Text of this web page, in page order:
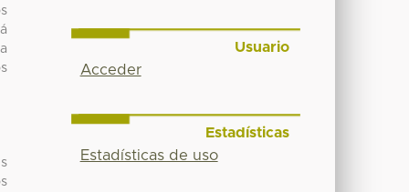
Usuario
Acceder
Estadísticas
Estadísticas de uso